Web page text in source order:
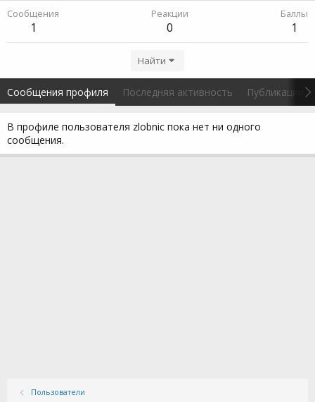
Сообщения
1
Реакции
0
Баллы
1
Найти
Сообщения профиля Последняя активность Публикации
В профиле пользователя zlobnic пока нет ни одного
сообщения.
Пользователи